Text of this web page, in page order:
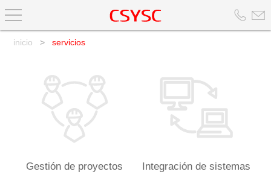
inicio >servicios
Gestión de proyectos Integración de sistemas